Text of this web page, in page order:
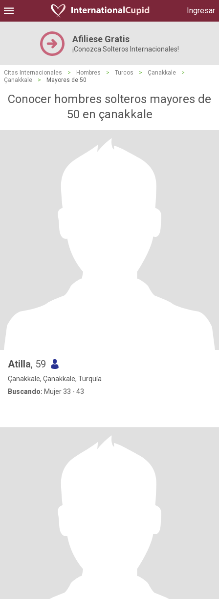
Ingresar
Afiliese Gratis
¡Conozca Solteros Internacionales!
Citas Internacionales > Hombres > Turcos > Çanakkale
>
Çanakkale
> Mayores de 50
Conocer hombres solteros mayores de
50 en çanakkale
Atilla, 59
Çanakkale, Çanakkale, Turquía
Buscando: Mujer 33 - 43